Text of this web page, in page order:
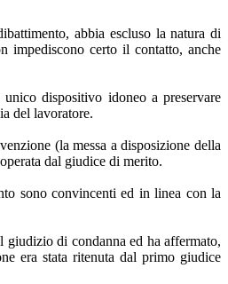
abbia escluso la natura di
impediscono certo il contatto, anche
dispositivo idoneo a preservare
del lavoratore.
(la messa a disposizione della
dal giudice di merito.
sono convincenti ed in linea con la
giudizio di condanna ed ha affermato,
era stata ritenuta dal primo giudice